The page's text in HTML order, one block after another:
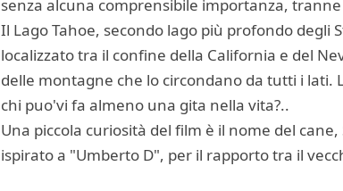
senza alcuna comprensibile importanza,
Il Lago Tahoe, secondo lago più profondo degli
localizzato tra il confine della California e del
delle montagne che lo circondano da tutti i lati.
chi puo'vi fa almeno una gita nella vita?..
Una piccola curiosità del film è il nome del
ispirato a "Umberto D", per il rapporto tra il